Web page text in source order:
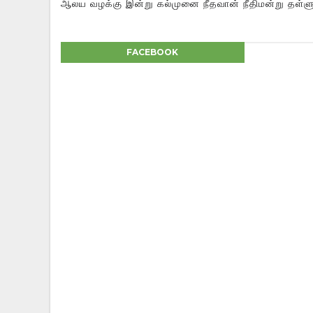
ஆலய வழக்கு இன்று கல்முனை நீதவான் நீதிமன்று
FACEBOOK